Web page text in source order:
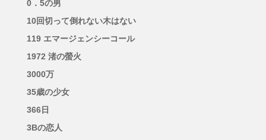
0．5の男
10回切って倒れない木はない
119 エマージェンシーコール
1972 渚の螢火
3000万
35歳の少女
366日
3Bの恋人